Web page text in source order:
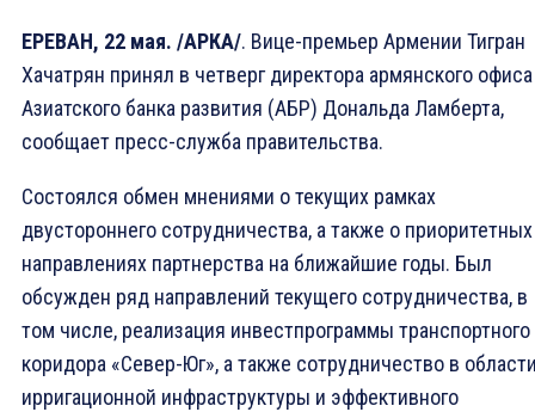
ЕРЕВАН, 22 мая. /АРКА/. Вице-премьер Армении Тигран
Хачатрян принял в четверг директора армянского офиса
Азиатского банка развития (АБР) Дональда Ламберта,
сообщает пресс-служба правительства.
Состоялся обмен мнениями о текущих рамках
двустороннего сотрудничества, а также о приоритетных
направлениях партнерства на ближайшие годы. Был
обсужден ряд направлений текущего сотрудничества, в
том числе, реализация инвестпрограммы транспортного
коридора «Север-Юг», а также сотрудничество в
ирригационной инфраструктуры и эффективного